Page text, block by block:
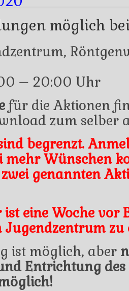
möglich
– 20:00 Uhr
für die Aktionen
zum selber
begrenzt.
mehr Wünschen
genannten
eine Woche vor
Jugendzentrum
ist möglich, aber
Entrichtung des